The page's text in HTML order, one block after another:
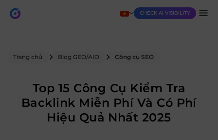
CHECK AI VISIBILITY
Trang chủ Blog GEO/AIO Công cụ SEO
Top 15 Công Cụ Kiểm Tra
Backlink Miễn Phí Và Có Phí
Hiệu Quả Nhất 2025